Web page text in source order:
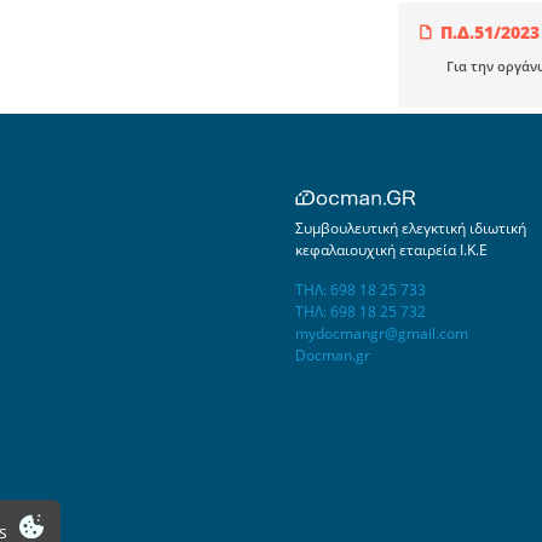
Π.Δ.51/2023
Για την
Συμβουλευτική ελεγκτική ιδιωτική
κεφαλαιουχική εταιρεία Ι.Κ.Ε
ΤΗΛ: 698 18 25 733
ΤΗΛ: 698 18 25 732
mydocmangr@gmail.com
Docman.gr